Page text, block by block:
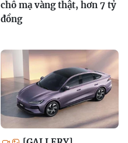
chỗ mạ vàng thật, hơn 7 tỷ
đồng